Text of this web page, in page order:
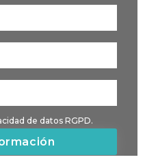
de datos RGPD.